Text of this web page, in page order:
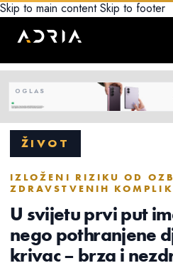
Skip to main content Skip to footer
ŽIVOT
IZLOŽENI RIZIKU OD
ZDRAVSTVENIH
U svijetu prvi put
nego pothranjene
krivac – brza i